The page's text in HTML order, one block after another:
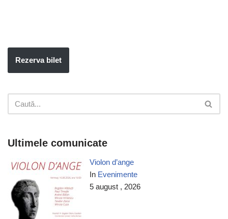
Rezerva bilet
Ultimele comunicate
Violon d’ange
In Evenimente
5 august , 2026